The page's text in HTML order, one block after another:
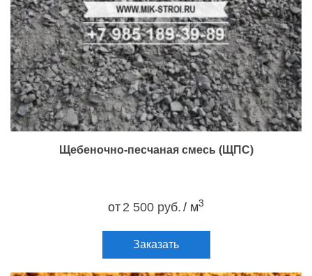
Щебеночно-песчаная смесь (ЩПС)
от 2 500 руб. / м3
Заказать